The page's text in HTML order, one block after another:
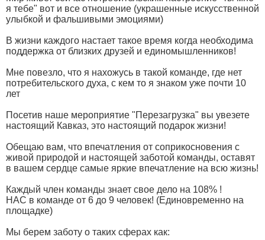
я тебе" вот и все отношение (украшенные искусственной
улыбкой и фальшивыми эмоциями)
В жизни каждого настает такое время когда необходима
поддержка от близких друзей и единомышленников!
Мне повезло, что я нахожусь в такой команде, где нет
потребительского духа, с кем то я знаком уже почти 10
лет
Посетив наше мероприятие "Перезагрузка" вы увезете
настоящий Кавказ, это настоящий подарок жизни!
Обещаю вам, что впечатления от соприкосновения с
живой природой и настоящей заботой команды, оставят
в вашем сердце самые яркие впечатление на всю жизнь!
Каждый член команды знает свое дело на 108% !
НАС в команде от 6 до 9 человек! (Единовременно на
площадке)
Мы берем заботу о таких сферах как: